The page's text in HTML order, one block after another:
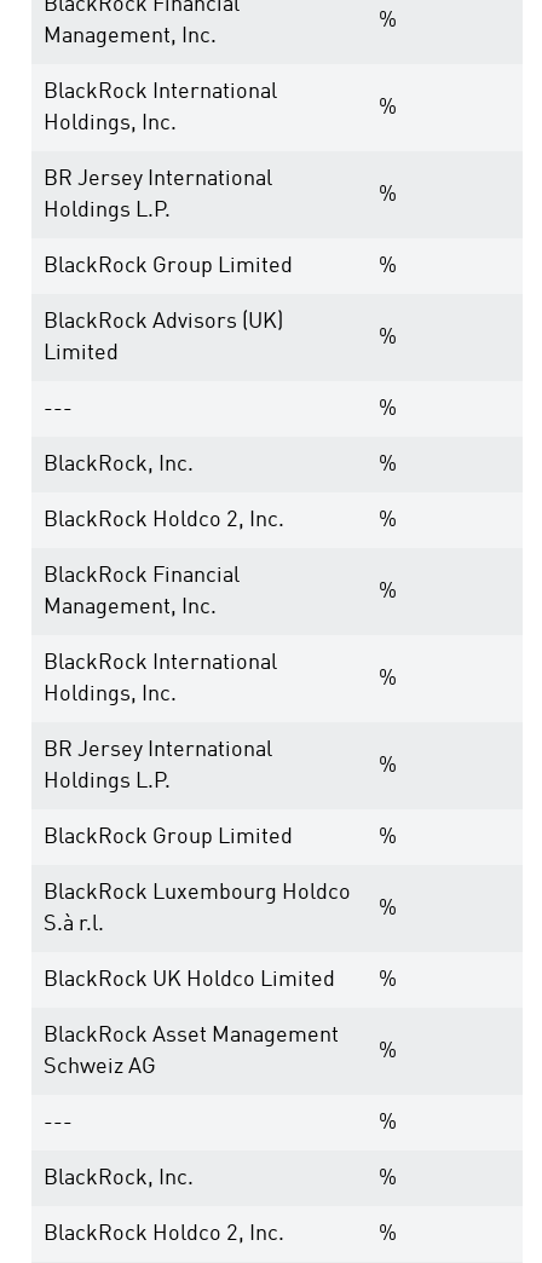
BlackRock Financial
Management, Inc.
%
BlackRock International
Holdings, Inc.
%
BR Jersey International
Holdings L.P.
%
BlackRock Group Limited %
BlackRock Advisors (UK)
Limited
%
--- %
BlackRock, Inc. %
BlackRock Holdco 2, Inc. %
BlackRock Financial
Management, Inc.
%
BlackRock International
Holdings, Inc.
%
BR Jersey International
Holdings L.P.
%
BlackRock Group Limited %
BlackRock Luxembourg Holdco
S.à r.l.
%
BlackRock UK Holdco Limited %
BlackRock Asset Management
Schweiz AG
%
--- %
BlackRock, Inc. %
BlackRock Holdco 2, Inc. %